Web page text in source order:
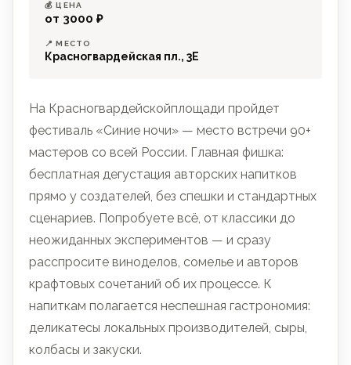
💰 ЦЕНА
от 3000 ₽
📍 МЕСТО
Красногвардейская пл., 3Е
На Красногвардейскойплощади пройдет
фестиваль «Синие ночи» — место встречи 90+
мастеров со всей России. Главная фишка:
бесплатная дегустация авторских напитков
прямо у создателей, без спешки и стандартных
сценариев. Попробуете всё, от классики до
неожиданных экспериментов — и сразу
расспросите виноделов, сомелье и авторов
крафтовых сочетаний об их процессе. К
напиткам полагается неспешная гастрономия:
деликатесы локальных производителей, сыры,
колбасы и закуски.